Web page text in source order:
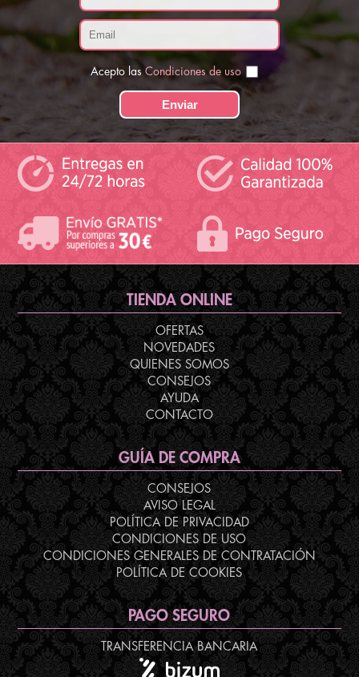
Acepto las Condiciones de uso
TIENDA ONLINE
OFERTAS
NOVEDADES
QUIENES SOMOS
CONSEJOS
AYUDA
CONTACTO
GUÍA DE COMPRA
CONSEJOS
AVISO LEGAL
POLÍTICA DE PRIVACIDAD
CONDICIONES DE USO
CONDICIONES GENERALES DE CONTRATACIÓN
POLÍTICA DE COOKIES
PAGO SEGURO
TRANSFERENCIA BANCARIA